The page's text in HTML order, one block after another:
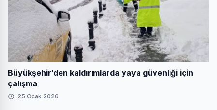
Büyükşehir’den kaldırımlarda yaya güvenliği için
çalışma
25 Ocak 2026